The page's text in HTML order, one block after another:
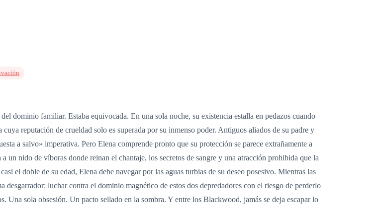
dominio familiar. Estaba equivocada. En una sola noche, su existencia estalla en pedazos cuando
reputación de crueldad solo es superada por su inmenso poder. Antiguos aliados de su padre y
a salvo» imperativa. Pero Elena comprende pronto que su protección se parece extrañamente a
un nido de víboras donde reinan el chantaje, los secretos de sangre y una atracción prohibida que la
el doble de su edad, Elena debe navegar por las aguas turbias de su deseo posesivo. Mientras las
desgarrador: luchar contra el dominio magnético de estos dos depredadores con el riesgo de perderlo
Una sola obsesión. Un pacto sellado en la sombra. Y entre los Blackwood, jamás se deja escapar lo